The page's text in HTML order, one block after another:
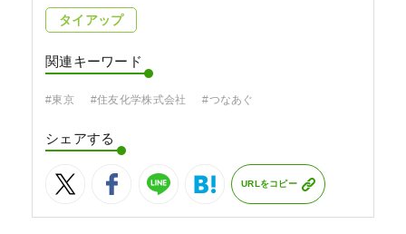
タイアップ
関連キーワード
#東京 #住友化学株式会社 #つなあぐ
シェアする
URLをコピー